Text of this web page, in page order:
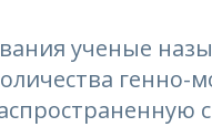
ученые